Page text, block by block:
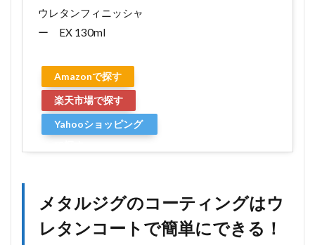
ウレタンフィニッシャ
ー EX 130ml
Amazonで探す
楽天市場で探す
Yahooショッピング
メタルジグのコーティングはウ
レタンコートで簡単にできる！